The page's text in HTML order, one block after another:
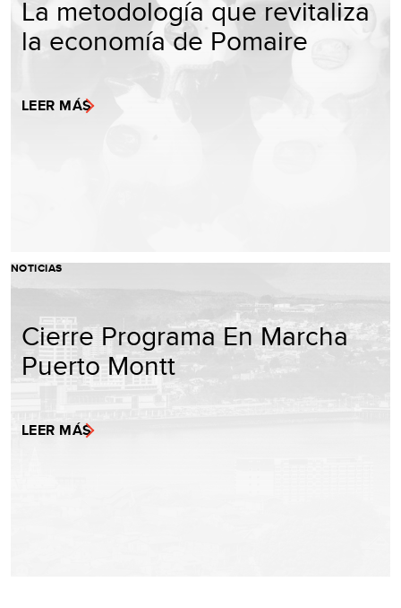
La metodología que revitaliza
la economía de Pomaire
LEER MÁS
NOTICIAS
Cierre Programa En Marcha
Puerto Montt
LEER MÁS